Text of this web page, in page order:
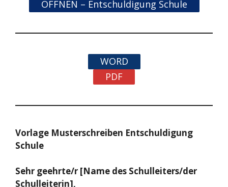
ÖFFNEN – Entschuldigung Schule
WORD
PDF
Vorlage Musterschreiben Entschuldigung
Schule
Sehr geehrte/r [Name des Schulleiters/der
Schulleiterin],